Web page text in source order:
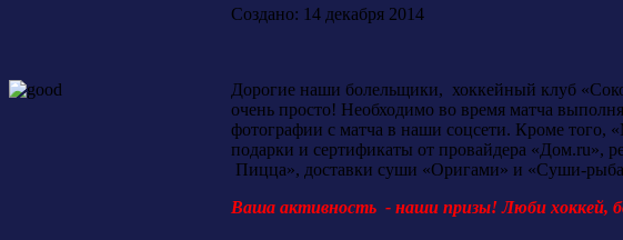
Создано: 14 декабря 2014
Дорогие наши болельщики, хоккейный клуб
очень просто! Необходимо во время матча
фотографии с матча в наши соцсети. Кроме того,
подарки и сертификаты от провайдера «Дом.ru»,
Пицца», доставки суши «Оригами» и «Суши-
Ваша активность - наши призы! Люби хоккей,